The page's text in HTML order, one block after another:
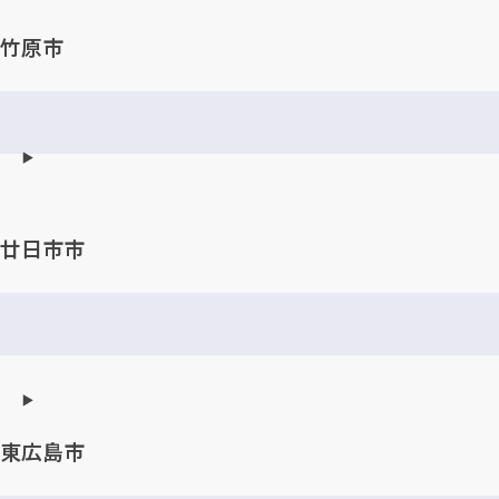
竹原市
廿日市市
東広島市